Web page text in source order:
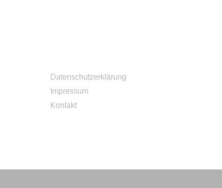
Datenschutzerklärung
Impressum
Kontakt